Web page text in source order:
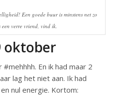
Een goede buur is minstens net zo
verre vriend, vind ik.
oktober
En ik had maar 2
lag het niet aan. Ik had
nul energie. Kortom: